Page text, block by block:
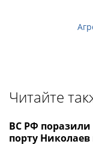
Читайте
ВС РФ
порту